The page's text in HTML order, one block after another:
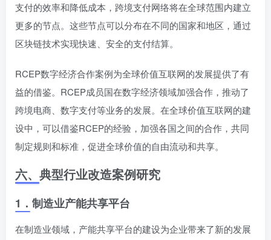
支付的效率和降低成本，跨境支付网络将在全球范围内建立
更多的节点。这些节点可以分布在不同的国家和地区，通过
区块链技术实现快速、安全的支付结算。
RCEP数字经济合作案例为全球价值互联网的发展提供了有
益的借鉴。RCEP成员国在数字经济领域加强合作，推动了
跨境电商、数字支付等业务的发展。在全球价值互联网的建
设中，可以借鉴RCEP的经验，加强各国之间的合作，共同
制定规则和标准，促进全球价值的自由流动和共享。
六、 典型行业改造案例研究
1． 制造业产能共享平台
在制造业领域，产能共享平台的建设为企业带来了新的发展